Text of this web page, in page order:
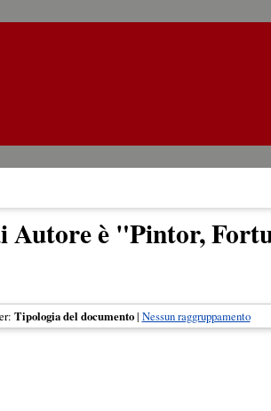
Autore è "Pintor,
Tipologia del documento| Nessun raggruppamento